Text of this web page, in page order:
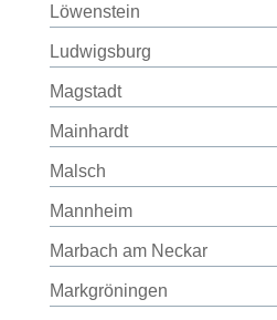
Löwenstein
Ludwigsburg
Magstadt
Mainhardt
Malsch
Mannheim
Marbach am Neckar
Markgröningen